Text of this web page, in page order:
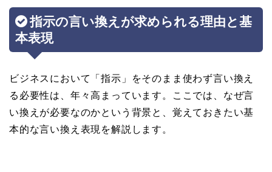
指示の言い換えが求められる理由と基
本表現
ビジネスにおいて「指示」をそのまま使わず言い換え
る必要性は、年々高まっています。ここでは、なぜ言
い換えが必要なのかという背景と、覚えておきたい基
本的な言い換え表現を解説します。